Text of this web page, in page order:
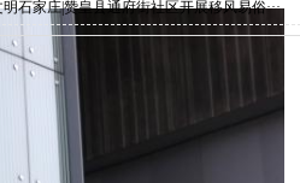
明石家庄|赞皇县通府街社区开展移风易俗···